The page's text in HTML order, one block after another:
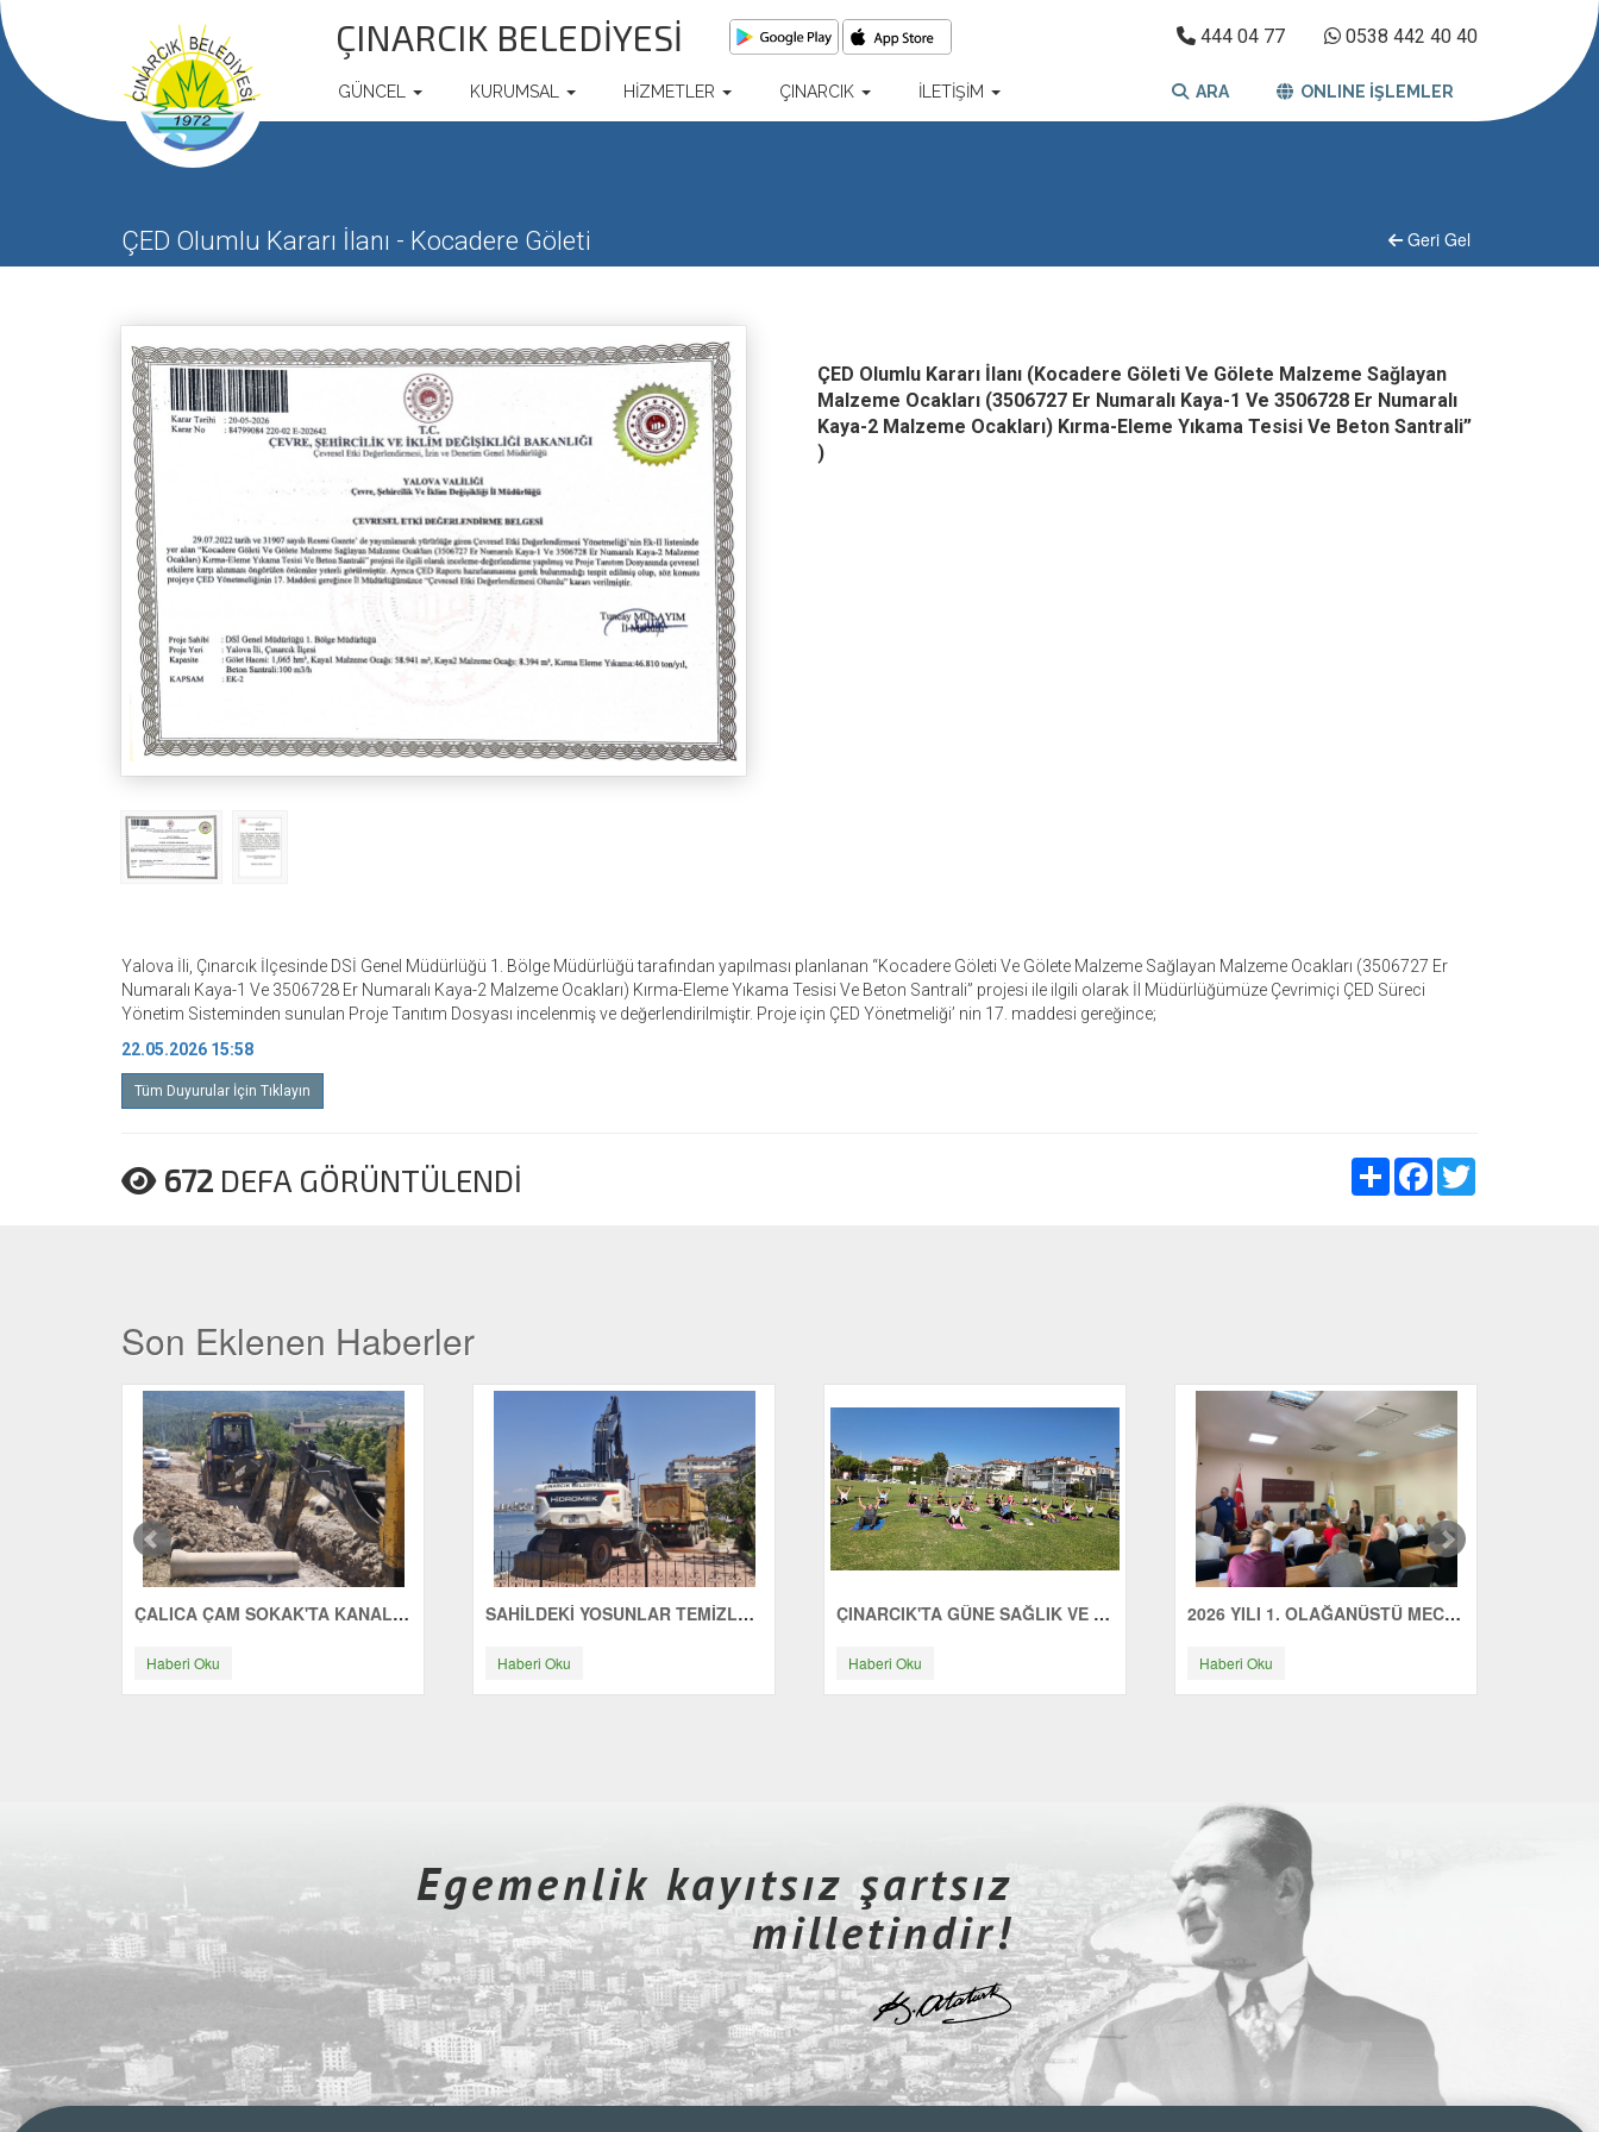
ÇINARCIK BELEDİYESİ 444 04 77 0538 442 40 40
GÜNCEL KURUMSAL HİZMETLER ÇINARCIK İLETİŞİM ARA ONLINE İŞLEMLER
ÇED Olumlu Kararı İlanı - Kocadere Göleti Geri Gel
ÇED Olumlu Kararı İlanı (Kocadere Göleti Ve Gölete Malzeme Sağlayan
Malzeme Ocakları (3506727 Er Numaralı Kaya-1 Ve 3506728 Er Numaralı
Kaya-2 Malzeme Ocakları) Kırma-Eleme Yıkama Tesisi Ve Beton Santrali”
)
Yalova İli, Çınarcık İlçesinde DSİ Genel Müdürlüğü 1. Bölge Müdürlüğü tarafından yapılması planlanan “Kocadere Göleti Ve Gölete Malzeme Sağlayan Malzeme Ocakları (3506727 Er
Numaralı Kaya-1 Ve 3506728 Er Numaralı Kaya-2 Malzeme Ocakları) Kırma-Eleme Yıkama Tesisi Ve Beton Santrali” projesi ile ilgili olarak İl Müdürlüğümüze Çevrimiçi ÇED Süreci
Yönetim Sisteminden sunulan Proje Tanıtım Dosyası incelenmiş ve değerlendirilmiştir. Proje için ÇED Yönetmeliği’ nin 17. maddesi gereğince;
22.05.2026 15:58
Tüm Duyurular İçin Tıklayın
672 DEFA GÖRÜNTÜLENDİ Share Facebook
Son Eklenen Haberler
ÇALICA ÇAM SOKAK'TA KANALİZASYON ÇALIŞMASI
Haberi Oku
SAHİLDEKİ YOSUNLAR TEMİZLENİYOR
Haberi Oku
ÇINARCIK'TA GÜNE SAĞLIK VE ENERJİYLE BAŞLIYORUZ
Haberi Oku
2026 YILI 1. OLAĞANÜSTÜ MECLİS TOPLANTISI YAPILDI
Haberi Oku
Egemenlik kayıtsız şartsız
milletindir!